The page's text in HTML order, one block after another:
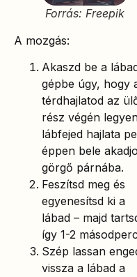
Forrás: Freepik
A mozgás:
Akaszd be a
gépbe úgy, hogy
térdhajlatod az
rész végén
lábfejed hajlata
éppen bele
görgő párnába.
Feszítsd meg és
egyenesítsd ki a
lábad – majd
így 1-2
Szép lassan
vissza a lábad a